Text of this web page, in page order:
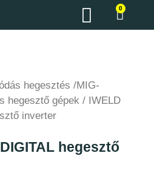
0
hegesztés /MIG-
hegesztő gépek / IWELD
inverter
hegesztő